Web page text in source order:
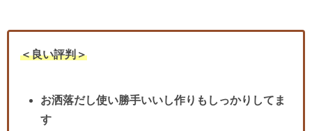
＜良い評判＞
お洒落だし使い勝手いいし作りもしっかりしてま
す